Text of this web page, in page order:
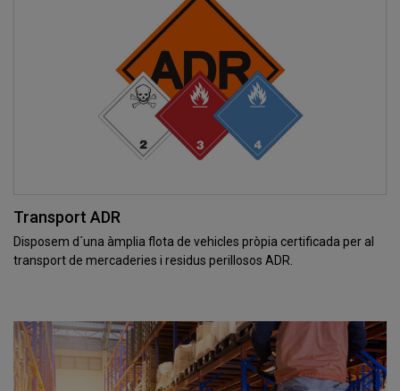
Transport ADR
Disposem d´una àmplia flota de vehicles pròpia certificada per al
transport de mercaderies i residus perillosos ADR.